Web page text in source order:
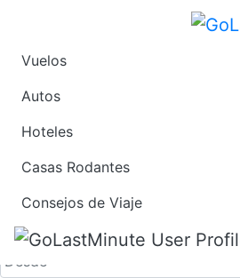
Vuelos
Autos
Hoteles
Casas Rodantes
Consejos de Viaje
Ofertas de
Último
Solo ida